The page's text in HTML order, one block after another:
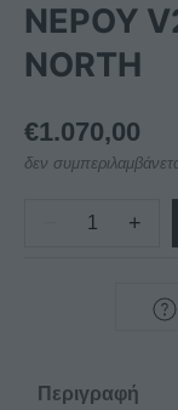
ΝΕΡΟΥ
NORTH
€1.070,00
δεν
ΣΧΑΡΙΕΡΑ
ΒΑΘΟΥΣ
+
Περιγραφή